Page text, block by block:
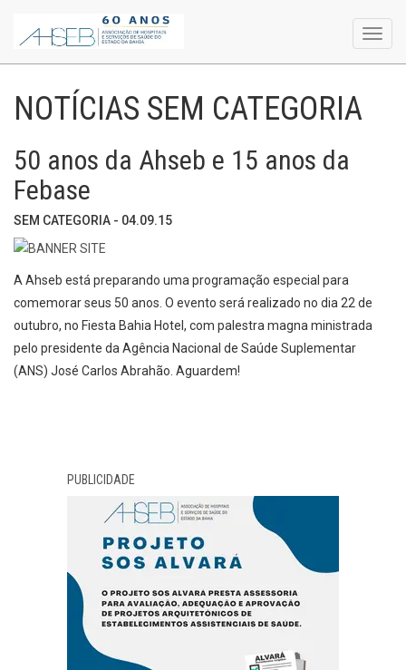
NOTÍCIAS SEM CATEGORIA
50 anos da Ahseb e 15 anos da
Febase
SEM CATEGORIA - 04.09.15
A Ahseb está preparando uma programação especial para
comemorar seus 50 anos. O evento será realizado no dia 22 de
outubro, no Fiesta Bahia Hotel, com palestra magna ministrada
pelo presidente da Agência Nacional de Saúde Suplementar
(ANS) José Carlos Abrahão. Aguardem!
PUBLICIDADE